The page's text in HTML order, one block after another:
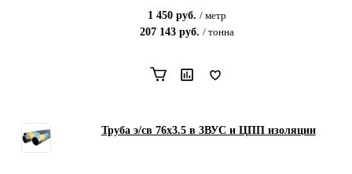
1 450 руб. / метр
207 143 руб. / тонна
Труба э/св 76х3.5 в 3ВУС и ЦПП изоляции